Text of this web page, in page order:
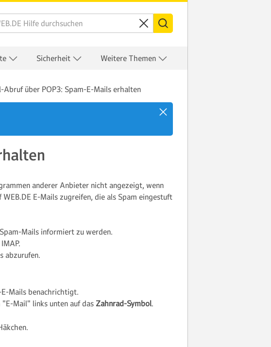
Sicherheit Weitere Themen
Abruf über POP3: Spam-E-Mails erhalten
anderer Anbieter nicht angezeigt, wenn
E-Mails zugreifen, die als Spam eingestuft
Mails informiert zu werden.
abzurufen.
Mails benachrichtigt.
Mail" links unten auf das Zahnrad-Symbol.